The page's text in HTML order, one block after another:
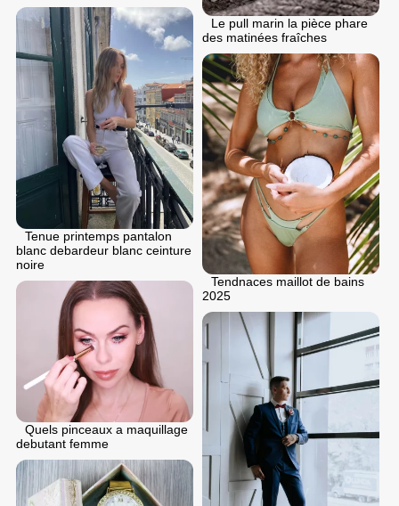
Le pull marin la pièce phare
des matinées fraîches
Tenue printemps pantalon
blanc debardeur blanc ceinture
noire
Tendnaces maillot de bains
2025
Quels pinceaux a maquillage
debutant femme